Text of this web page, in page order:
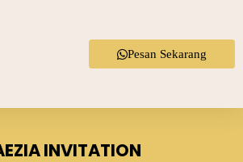
Pesan Sekarang
INVITATION